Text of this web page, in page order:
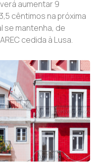
aumentar 9
cêntimos na próxima
se mantenha, de
cedida à Lusa.